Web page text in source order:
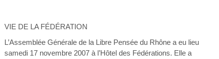
VIE DE LA FÉDÉRATION
L’Assemblée Générale de la Libre Pensée du Rhône a eu lieu
samedi 17 novembre 2007 à l’Hôtel des Fédérations. Elle a